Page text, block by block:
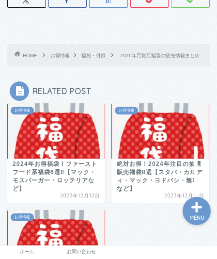
HOME お得情報 福袋・付録 2026年百貨店福袋の販売情報まとめ
RELATED POST
お得情報
2024年お得福袋！ファースト
フード系福袋6選‼【マック・
モスバーガー・ロッテリアな
ど】
2023年12月12日
お得情報
絶対お得！2024年注目の抽選
販売福袋8選【スタバ・カルデ
ィ・マック・ヨドバシ・無印
など】
2023年12月12日
お得情報
ホーム お問い合わせ
MENU
ホーム
お問い合わせ